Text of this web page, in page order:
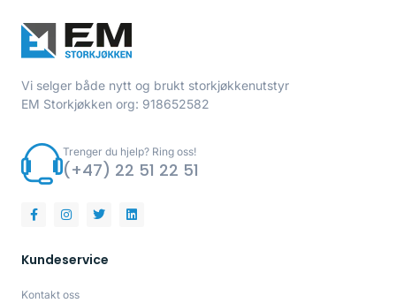
Vi selger både nytt og brukt storkjøkkenutstyr
EM Storkjøkken org: 918652582
Trenger du hjelp? Ring oss!
(+47) 22 51 22 51
Kundeservice
Kontakt oss